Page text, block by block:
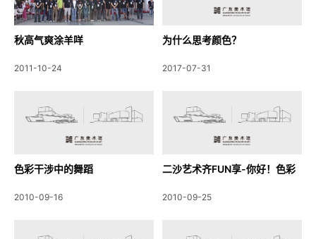
秋高气爽涂羊咩
2011-10-24
为什么思考颜色？
2017-07-31
色彩干涉中的舞蹈
2010-09-16
二沙艺术齐FUN享-你好！色彩
2010-09-25